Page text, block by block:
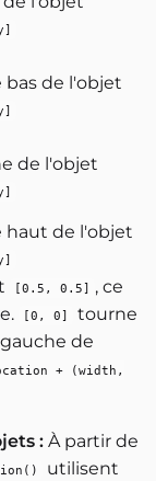
bas de l'objet
de l'objet
haut de l'objet
[0.5, 0.5] , ce
[0, 0]
tourne
de
+ (width,
: À partir de
utilisent